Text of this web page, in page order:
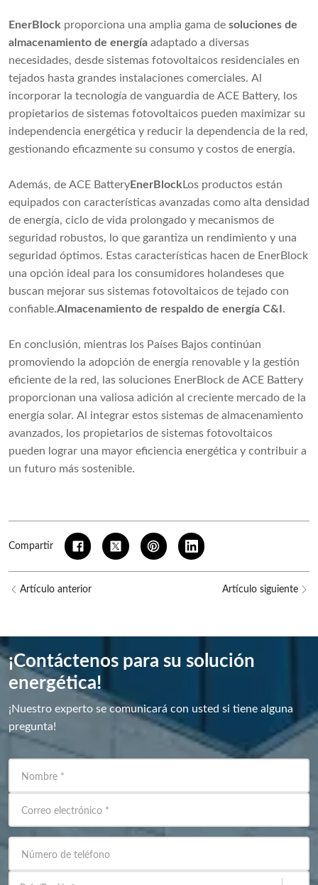
EnerBlock proporciona una amplia gama de soluciones de
almacenamiento de energía adaptado a diversas
necesidades, desde sistemas fotovoltaicos residenciales en
tejados hasta grandes instalaciones comerciales. Al
incorporar la tecnología de vanguardia de ACE Battery, los
propietarios de sistemas fotovoltaicos pueden maximizar su
independencia energética y reducir la dependencia de la red,
gestionando eficazmente su consumo y costos de energía.
Además, de ACE BatteryEnerBlock Los productos están
equipados con características avanzadas como alta densidad
de energía, ciclo de vida prolongado y mecanismos de
seguridad robustos, lo que garantiza un rendimiento y una
seguridad óptimos. Estas características hacen de EnerBlock
una opción ideal para los consumidores holandeses que
buscan mejorar sus sistemas fotovoltaicos de tejado con
confiable.Almacenamiento de respaldo de energía C&I .
En conclusión, mientras los Países Bajos continúan
promoviendo la adopción de energía renovable y la gestión
eficiente de la red, las soluciones EnerBlock de ACE Battery
proporcionan una valiosa adición al creciente mercado de la
energía solar. Al integrar estos sistemas de almacenamiento
avanzados, los propietarios de sistemas fotovoltaicos
pueden lograr una mayor eficiencia energética y contribuir a
un futuro más sostenible.
Compartir
Artículo anterior Artículo siguiente
¡Contáctenos para su solución
energética!
¡Nuestro experto se comunicará con usted si tiene alguna
pregunta!
Nombre *
Correo electrónico *
Número de teléfono